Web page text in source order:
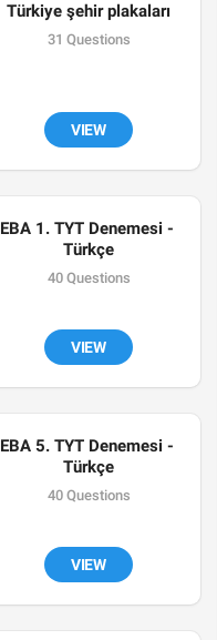
Türkiye şehir plakaları
31 Questions
VIEW
EBA 1. TYT Denemesi -
Türkçe
40 Questions
VIEW
EBA 5. TYT Denemesi -
Türkçe
40 Questions
VIEW